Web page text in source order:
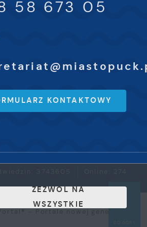
58 673 05
KONTAKTOWY
ZEZWÓL NA
WSZYSTKIE